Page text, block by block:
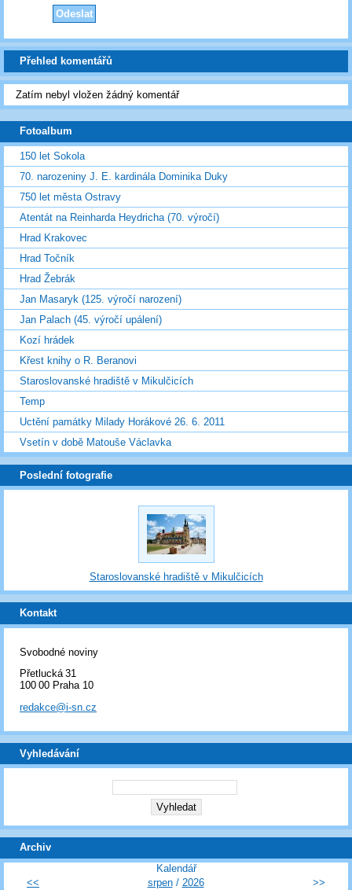
Přehled komentářů
Zatím nebyl vložen žádný komentář
Fotoalbum
150 let Sokola
70. narozeniny J. E. kardinála Dominika Duky
750 let města Ostravy
Atentát na Reinharda Heydricha (70. výročí)
Hrad Krakovec
Hrad Točník
Hrad Žebrák
Jan Masaryk (125. výročí narození)
Jan Palach (45. výročí upálení)
Kozí hrádek
Křest knihy o R. Beranovi
Staroslovanské hradiště v Mikulčicích
Temp
Uctění památky Milady Horákové 26. 6. 2011
Vsetín v době Matouše Václavka
Poslední fotografie
Staroslovanské hradiště v Mikulčicích
Kontakt
Svobodné noviny
Přetlucká 31
100 00 Praha 10
redakce@i-sn.cz
Vyhledávání
Archiv
Kalendář
<<
srpen/ 2026 >>